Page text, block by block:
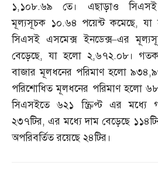
১,১০৮.৬৯ তে। এছাড়াও সিএসই
মূল্যসূচক ১০.৬৪ পয়েন্ট কমেছে,যা
সিএসই এসমেক্স ইনডেক্স–এর
বেড়েছে,যা হলো ২,৬৭২.০৮।
বাজার মূলধনের পরিমাণ হলো ৯৩৪,
পরিশোধিত মূলধনের পরিমাণ হলো
সিএসইতে ৬২১ স্ক্রিপ্ট এর মধ্যে
২৩৭টির,এর মধ্যে দাম বেড়েছে
অপরিবর্তিত রয়েছে ২৪টির।